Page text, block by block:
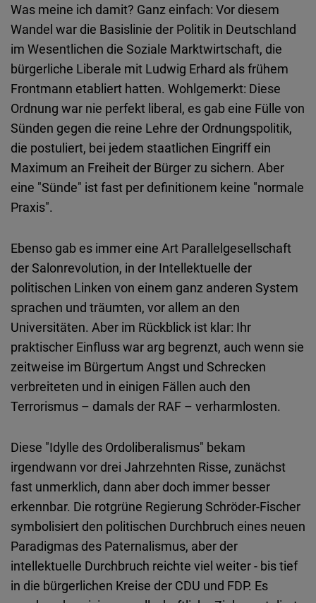
Was meine ich damit? Ganz einfach: Vor diesem
Wandel war die Basislinie der Politik in Deutschland
im Wesentlichen die Soziale Marktwirtschaft, die
bürgerliche Liberale mit Ludwig Erhard als frühem
Frontmann etabliert hatten. Wohlgemerkt: Diese
Ordnung war nie perfekt liberal, es gab eine Fülle von
Sünden gegen die reine Lehre der Ordnungspolitik,
die postuliert, bei jedem staatlichen Eingriff ein
Maximum an Freiheit der Bürger zu sichern. Aber
eine "Sünde" ist fast per definitionem keine "normale
Praxis".
Ebenso gab es immer eine Art Parallelgesellschaft
der Salonrevolution, in der Intellektuelle der
politischen Linken von einem ganz anderen System
sprachen und träumten, vor allem an den
Universitäten. Aber im Rückblick ist klar: Ihr
praktischer Einfluss war arg begrenzt, auch wenn sie
zeitweise im Bürgertum Angst und Schrecken
verbreiteten und in einigen Fällen auch den
Terrorismus – damals der RAF – verharmlosten.
Diese "Idylle des Ordoliberalismus" bekam
irgendwann vor drei Jahrzehnten Risse, zunächst
fast unmerklich, dann aber doch immer besser
erkennbar. Die rotgrüne Regierung Schröder-Fischer
symbolisiert den politischen Durchbruch eines neuen
Paradigmas des Paternalismus, aber der
intellektuelle Durchbruch reichte viel weiter - bis tief
in die bürgerlichen Kreise der CDU und FDP. Es